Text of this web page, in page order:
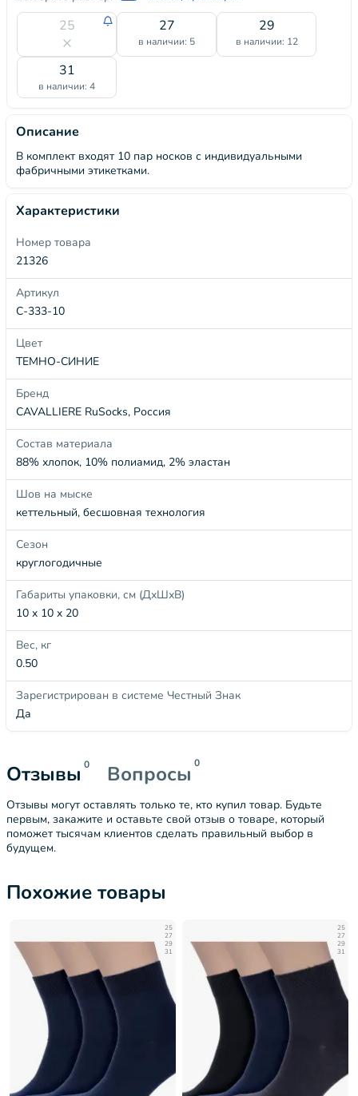
25 27
в наличии: 5
29
в наличии: 12
31
в наличии: 4
Описание
В комплект входят 10 пар носков с индивидуальными
фабричными этикетками.
Характеристики
Номер товара
21326
Артикул
С-333-10
Цвет
ТЕМНО-СИНИЕ
Бренд
CAVALLIERE RuSocks, Россия
Состав материала
88% хлопок, 10% полиамид, 2% эластан
Шов на мыске
кеттельный, бесшовная технология
Сезон
круглогодичные
Габариты упаковки, см (ДхШхВ)
10 x 10 x 20
Вес, кг
0.50
Зарегистрирован в системе Честный Знак
Да
Отзывы 0 Вопросы 0
Отзывы могут оставлять только те, кто купил товар. Будьте
первым, закажите и оставьте свой отзыв о товаре, который
поможет тысячам клиентов сделать правильный выбор в
будущем.
Похожие товары
25
27
29
31
25
27
29
31